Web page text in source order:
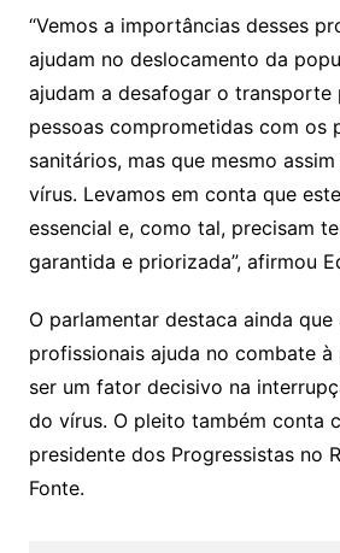
“Vemos a importâncias desses
ajudam no deslocamento da
ajudam a desafogar o transporte
pessoas comprometidas com os
sanitários, mas que mesmo
vírus. Levamos em conta que
essencial e, como tal, precisam
garantida e priorizada”, afirmou
O parlamentar destaca ainda
profissionais ajuda no combate
ser um fator decisivo na
do vírus. O pleito também conta
presidente dos Progressistas no
Fonte.